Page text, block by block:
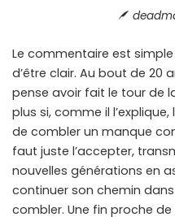
Le commentaire est
d’être clair. Au bout de 20
pense avoir fait le tour de
plus si, comme il
de combler un manque
faut juste l’accepter,
nouvelles générations en
continuer son chemin
combler. Une fin proche